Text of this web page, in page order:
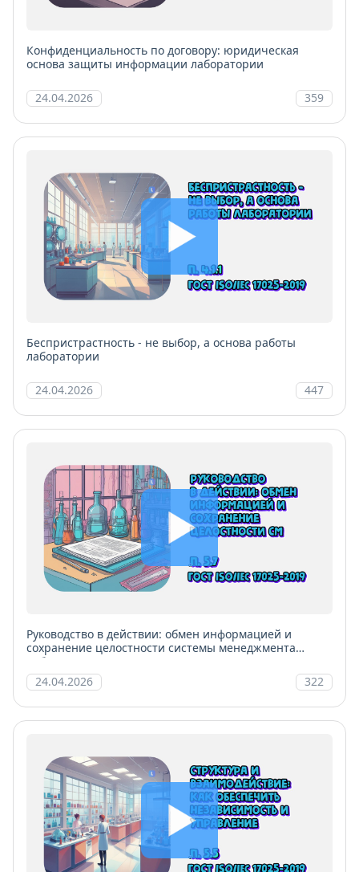
Конфиденциальность по договору: юридическая
основа защиты информации лаборатории
24.04.2026 359
Беспристрастность - не выбор, а основа работы
лаборатории
24.04.2026 447
Руководство в действии: обмен информацией и
сохранение целостности системы менеджмента
лаборатории
24.04.2026
322